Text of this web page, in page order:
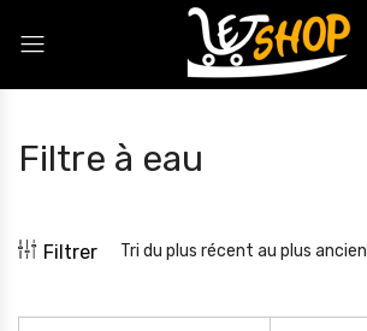
Filtre à eau
Filtrer Tri du plus récent au plus ancien